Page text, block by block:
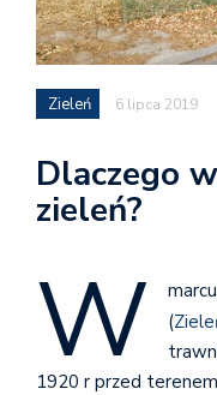
Zieleń 6 lipca 2019
Dlaczego
zieleń?
W
(
1920 r przed